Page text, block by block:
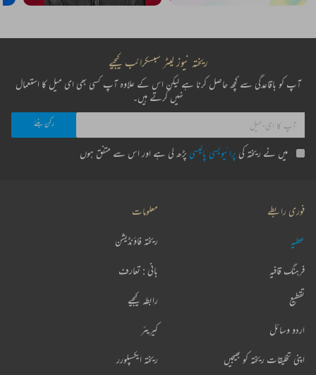
ریختہ نیوز لیٹر سبسکرائب کیجیے
آپ کو باقاعدگی سے کچھ حاصل کرنا ہے لیکن اس کے علاوہ آپ کسی بھی ای میل کا استعمال
نہیں کرتے ہیں۔
میں نے ریختہ کی پرائیویسی پالیسی پڑھ لی ہے اور اس سے متفق ہوں
فوری رابطے
عطیہ
فرہنگ قافیہ
تقطیع
اردو وسائل
اپنی تخلیقات ریختہ کو بھیجیں
معلومات
ریختہ فاؤنڈیشن
بانی : تعارف
رابطہ کیجیے
کیریئر
ریختہ ایکسپلورر